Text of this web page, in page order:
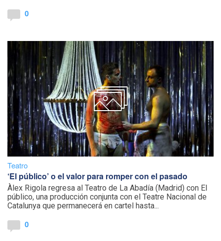
0
Teatro
‘El público’ o el valor para romper con el pasado
Àlex Rigola regresa al Teatro de La Abadía (Madrid) con El
público, una producción conjunta con el Teatre Nacional de
Catalunya que permanecerá en cartel hasta...
0